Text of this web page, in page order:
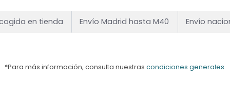
en tienda Envío Madrid hasta M40 Envío
*Para más información, consulta nuestras condiciones generales.